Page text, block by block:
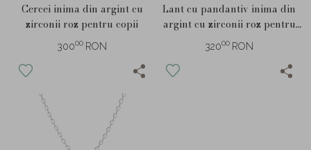
Cercei inima din argint cu
zirconii roz pentru copii
30000 RON
Lant cu pandantiv inima din
argint cu zirconii roz pentru
copii
32000 RON